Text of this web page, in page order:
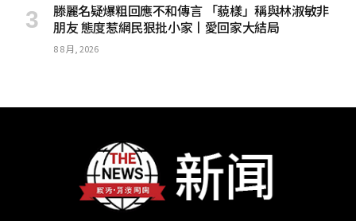
滕麗名疑爆粗回應不和傳言 「藐樣」稱與林淑敏非
朋友 態度惹網民狠批小家丨愛回家大結局
8 8 月, 2026